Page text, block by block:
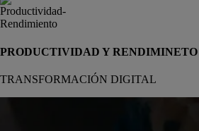
PRODUCTIVIDAD Y RENDIMINETO
TRANSFORMACIÓN DIGITAL